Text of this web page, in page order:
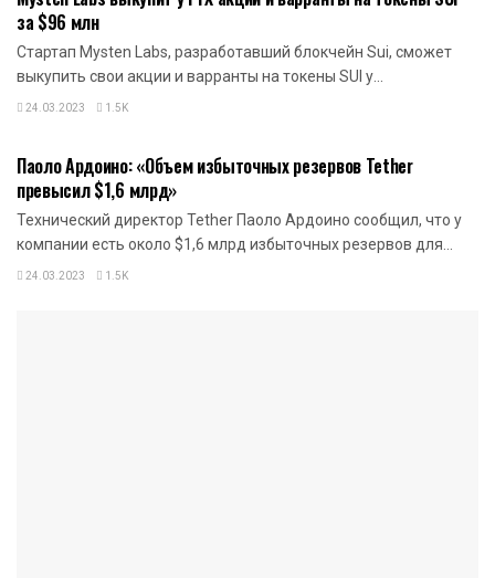
за $96 млн
Стартап Mysten Labs, разработавший блокчейн Sui, сможет
выкупить свои акции и варранты на токены SUI у...
24.03.2023 1.5K
Паоло Ардоино: «Объем избыточных резервов Tether
превысил $1,6 млрд»
Технический директор Tether Паоло Ардоино сообщил, что у
компании есть около $1,6 млрд избыточных резервов для...
24.03.2023 1.5K